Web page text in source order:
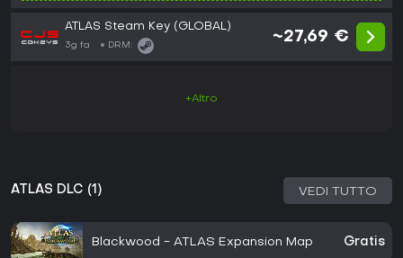
ATLAS Steam Key (GLOBAL)
3g fa DRM:
~27,69 €
+Altro
ATLAS DLC (1) VEDI TUTTO
Blackwood - ATLAS Expansion Map Gratis